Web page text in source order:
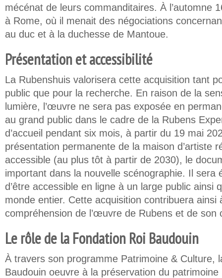
mécénat de leurs commanditaires. À l’automne
à Rome, où il menait des négociations
au duc et à la duchesse de Mantoue.
Présentation et accessibilité
La Rubenshuis valorisera cette acquisition tant
public que pour la recherche. En raison de la
lumière, l’œuvre ne sera pas exposée en
au grand public dans le cadre de la Rubens
d’accueil pendant six mois, à partir du 19 mai
présentation permanente de la maison d’artiste
accessible (au plus tôt à partir de 2030), le
important dans la nouvelle scénographie. Il sera
d’être accessible en ligne à un large public ainsi
monde entier. Cette acquisition contribuera ainsi
compréhension de l’œuvre de Rubens et de son
Le rôle de la Fondation Roi Baudouin
À travers son programme Patrimoine & Culture,
Baudouin oeuvre à la préservation du